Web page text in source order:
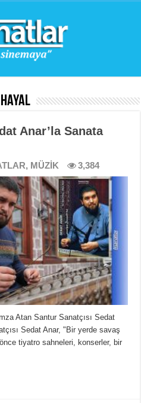
Anar’la Sanata
, MÜZİK 3,384
Atan Santur Sanatçısı Sedat
Sedat Anar, "Bir yerde savaş
tiyatro sahneleri, konserler, bir